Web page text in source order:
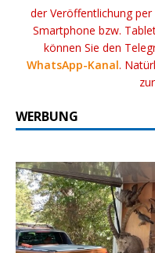
der Veröffentlichung
Smartphone bzw.
können Sie den
WhatsApp-Kanal.
WERBUNG